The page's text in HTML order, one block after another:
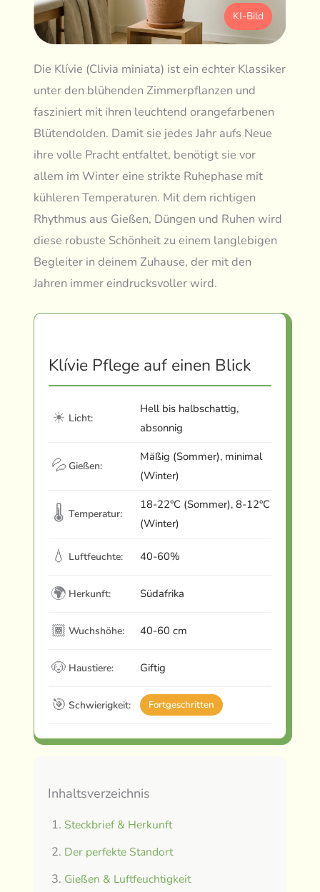
KI-Bild
Die Klívie (Clivia miniata) ist ein echter Klassiker
unter den blühenden Zimmerpflanzen und
fasziniert mit ihren leuchtend orangefarbenen
Blütendolden. Damit sie jedes Jahr aufs Neue
ihre volle Pracht entfaltet, benötigt sie vor
allem im Winter eine strikte Ruhephase mit
kühleren Temperaturen. Mit dem richtigen
Rhythmus aus Gießen, Düngen und Ruhen wird
diese robuste Schönheit zu einem langlebigen
Begleiter in deinem Zuhause, der mit den
Jahren immer eindrucksvoller wird.
Klívie Pflege auf einen Blick
☀ Licht:
Hell bis halbschattig,
absonnig
💦 Gießen:
Mäßig (Sommer), minimal
(Winter)
🌡 Temperatur:
18-22°C (Sommer), 8-12°C
(Winter)
💧 Luftfeuchte: 40-60%
🌍 Herkunft: Südafrika
🏾 Wuchshöhe: 40-60 cm
🐶 Haustiere: Giftig
🎯 Schwierigkeit: Fortgeschritten
Inhaltsverzeichnis
Steckbrief & Herkunft
Der perfekte Standort
Gießen & Luftfeuchtigkeit